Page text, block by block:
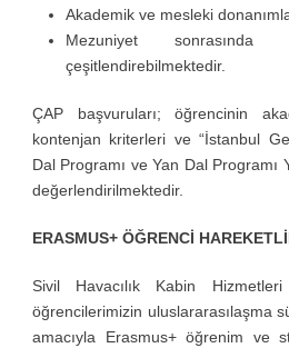
Akademik ve mesleki
Mezuniyet sonrasında
çeşitlendirebilmektedir.
ÇAP başvuruları; öğrencinin
kontenjan kriterleri ve “İstanbul
Dal Programı ve Yan Dal Programı
değerlendirilmektedir.
ERASMUS+ ÖĞRENCİ
Sivil Havacılık Kabin Hizmetleri
öğrencilerimizin uluslararasılaşma
amacıyla Erasmus+ öğrenim ve